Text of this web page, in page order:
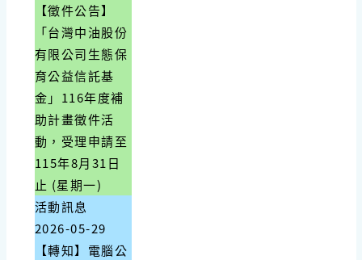
【徵件公告】
「台灣中油股份
有限公司生態保
育公益信託基
金」116年度補
助計畫徵件活
動，受理申請至
115年8月31日
止 (星期一)
活動訊息
2026-05-29
【轉知】電腦公